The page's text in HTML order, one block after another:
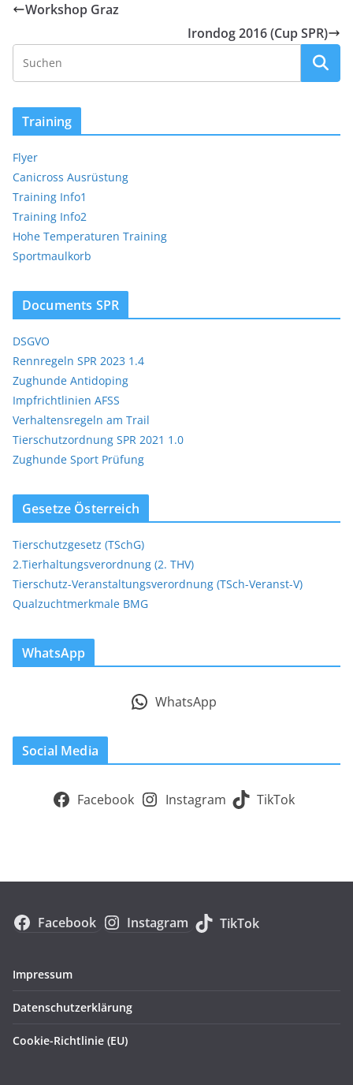
Workshop Graz
Irondog 2016 (Cup SPR)
Training
Flyer
Canicross Ausrüstung
Training Info1
Training Info2
Hohe Temperaturen Training
Sportmaulkorb
Documents SPR
DSGVO
Rennregeln SPR 2023 1.4
Zughunde Antidoping
Impfrichtlinien AFSS
Verhaltensregeln am Trail
Tierschutzordnung SPR 2021 1.0
Zughunde Sport Prüfung
Gesetze Österreich
Tierschutzgesetz (TSchG)
2.Tierhaltungsverordnung (2. THV)
Tierschutz-Veranstaltungsverordnung (TSch-Veranst-V)
Qualzuchtmerkmale BMG
WhatsApp
WhatsApp
Social Media
Facebook Instagram TikTok
Facebook Instagram TikTok
Impressum
Datenschutzerklärung
Cookie-Richtlinie (EU)